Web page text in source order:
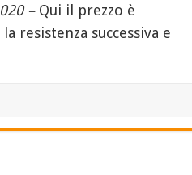
–Qui il prezzo è
resistenza successiva e